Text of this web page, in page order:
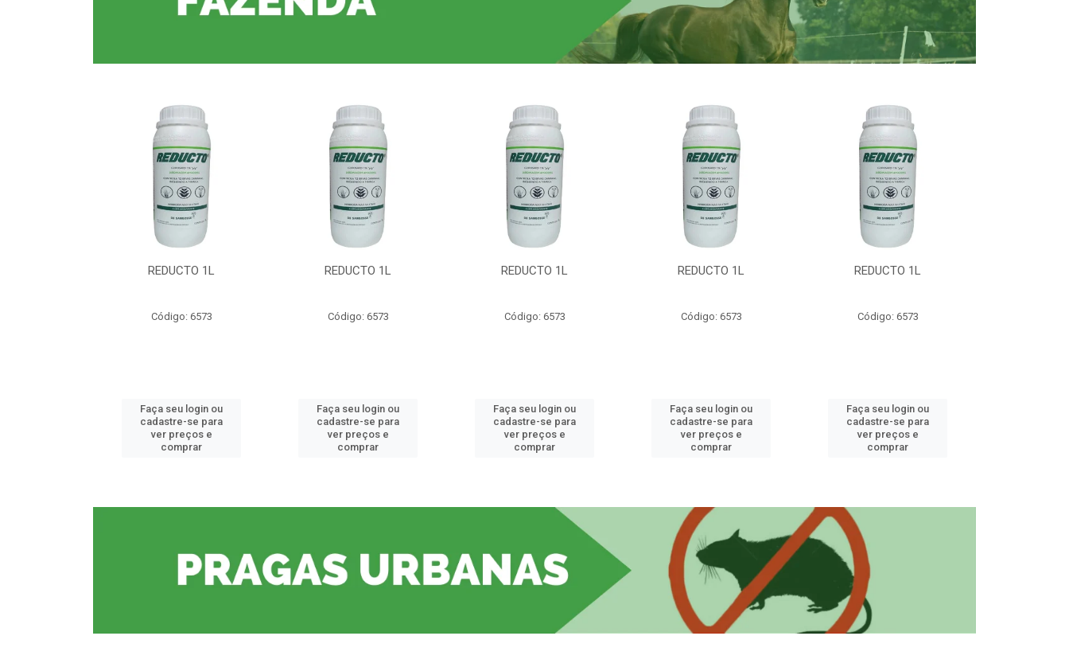
REDUCTO 1L
Código: 6573
Faça seu login ou
cadastre-se para
ver preços e
comprar
REDUCTO 1L
Código: 6573
Faça seu login ou
cadastre-se para
ver preços e
comprar
REDUCTO 1L
Código: 6573
Faça seu login ou
cadastre-se para
ver preços e
comprar
REDUCTO 1L
Código: 6573
Faça seu login ou
cadastre-se para
ver preços e
comprar
REDUCTO 1L
Código: 6573
Faça seu login ou
cadastre-se para
ver preços e
comprar